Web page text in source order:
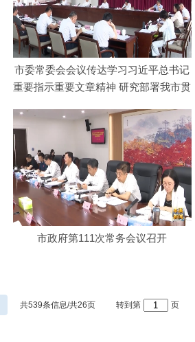
市委常委会会议传达学习习近平总书记
重要指示重要文章精神 研究部署我市贯
市政府第111次常务会议召开
共539条信息/共26页 转到第 页